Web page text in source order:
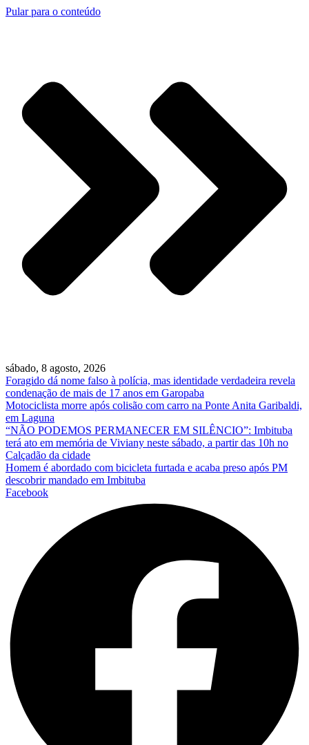
Pular para o conteúdo
sábado, 8 agosto, 2026
Foragido dá nome falso à polícia, mas identidade verdadeira revela
condenação de mais de 17 anos em Garopaba
Motociclista morre após colisão com carro na Ponte Anita Garibaldi,
em Laguna
“NÃO PODEMOS PERMANECER EM SILÊNCIO”: Imbituba
terá ato em memória de Viviany neste sábado, a partir das 10h no
Calçadão da cidade
Homem é abordado com bicicleta furtada e acaba preso após PM
descobrir mandado em Imbituba
Facebook